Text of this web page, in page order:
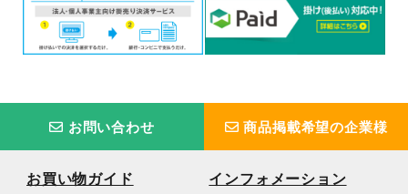
お問い合わせ 商品掲載希望の企業様
お買い物ガイド インフォメーション